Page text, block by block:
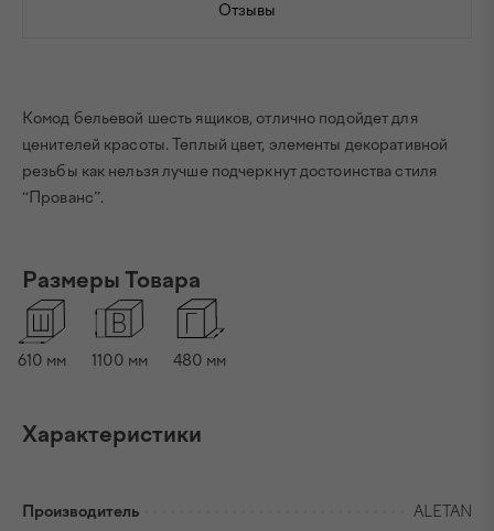
Отзывы
Комод бельевой шесть ящиков, отлично подойдет для
ценителей красоты. Теплый цвет, элементы декоративной
резьбы как нельзя лучше подчеркнут достоинства стиля
“Прованс”.
Размеры Товара
610 мм 1100 мм 480 мм
Характеристики
Производитель ALETAN